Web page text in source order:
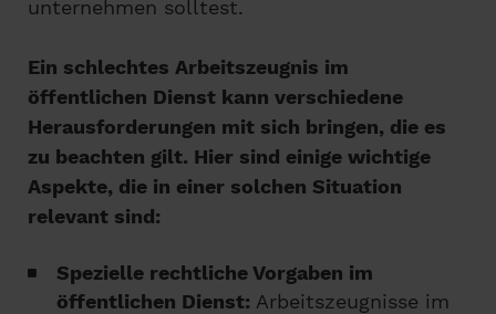
unternehmen solltest.
Ein schlechtes Arbeitszeugnis im
öffentlichen Dienst kann verschiedene
Herausforderungen mit sich bringen, die es
zu beachten gilt. Hier sind einige wichtige
Aspekte, die in einer solchen Situation
relevant sind:
Spezielle rechtliche Vorgaben im
öffentlichen Dienst: Arbeitszeugnisse im